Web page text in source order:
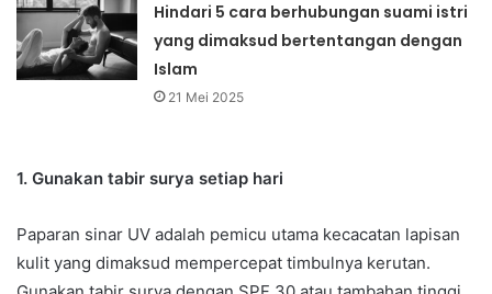
Hindari 5 cara berhubungan suami istri
yang dimaksud bertentangan dengan
Islam
21 Mei 2025
1. Gunakan tabir surya setiap hari
Paparan sinar UV adalah pemicu utama kecacatan lapisan
kulit yang dimaksud mempercepat timbulnya kerutan.